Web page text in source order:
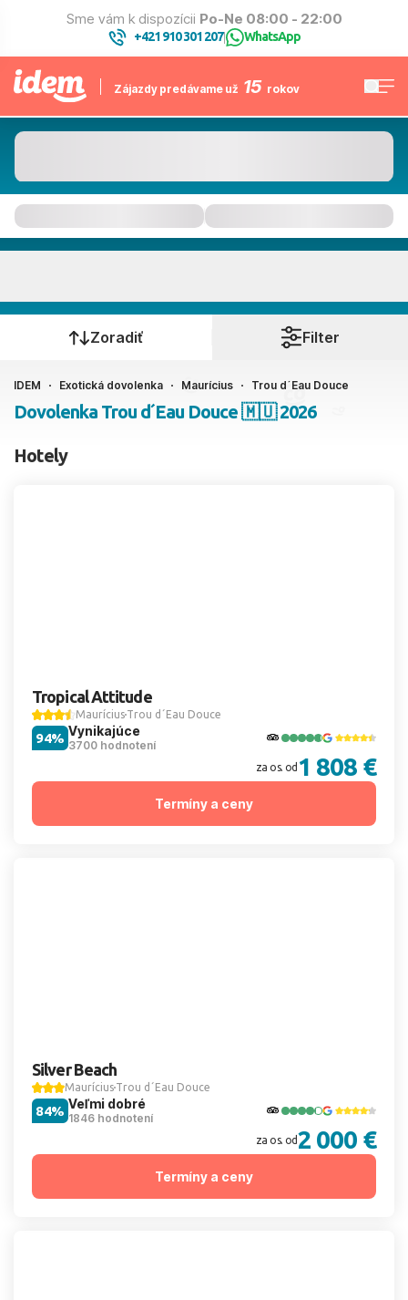
Sme vám k dispozícii Po-Ne 08:00 - 22:00
+421 910 301 207| WhatsApp
Zájazdy predávame už 15 rokov
Kedy cestujete?
Ako cestujete?
2 dospelí, 0 deti
Zoradiť Filter
IDEM Exotická dovolenka Maurícius Trou d´Eau Douce
Dovolenka Trou d´Eau Douce 🇲🇺 2026
Hotely
Tropical Attitude
Maurícius Trou d´Eau Douce
Vynikajúce
3700 hodnotení
94%
za os. od 1 808 €
Termíny a ceny
Silver Beach
Maurícius Trou d´Eau Douce
Veľmi dobré
1846 hodnotení
84%
za os. od2 000 €
Termíny a ceny